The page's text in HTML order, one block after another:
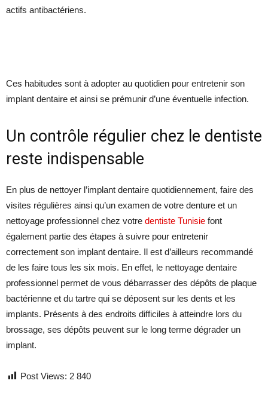
actifs antibactériens.
Ces habitudes sont à adopter au quotidien pour entretenir son
implant dentaire et ainsi se prémunir d’une éventuelle infection.
Un contrôle régulier chez le dentiste
reste indispensable
En plus de nettoyer l’implant dentaire quotidiennement, faire des
visites régulières ainsi qu’un examen de votre denture et un
nettoyage professionnel chez votre dentiste Tunisie font
également partie des étapes à suivre pour entretenir
correctement son implant dentaire. Il est d’ailleurs recommandé
de les faire tous les six mois. En effet, le nettoyage dentaire
professionnel permet de vous débarrasser des dépôts de plaque
bactérienne et du tartre qui se déposent sur les dents et les
implants. Présents à des endroits difficiles à atteindre lors du
brossage, ses dépôts peuvent sur le long terme dégrader un
implant.
Post Views: 2 840